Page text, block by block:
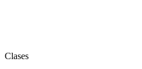
Clases